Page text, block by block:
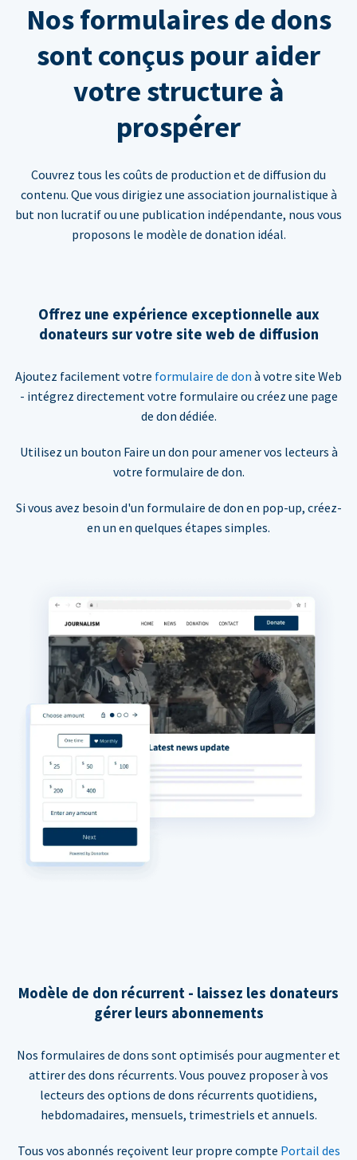
Nos formulaires de dons
sont conçus pour aider
votre structure à
prospérer
Couvrez tous les coûts de production et de diffusion du
contenu. Que vous dirigiez une association journalistique à
but non lucratif ou une publication indépendante, nous vous
proposons le modèle de donation idéal.
Offrez une expérience exceptionnelle aux
donateurs sur votre site web de diffusion
Ajoutez facilement votre formulaire de don à votre site Web
- intégrez directement votre formulaire ou créez une page
de don dédiée.
Utilisez un bouton Faire un don pour amener vos lecteurs à
votre formulaire de don.
Si vous avez besoin d'un formulaire de don en pop-up, créez-
en un en quelques étapes simples.
Modèle de don récurrent - laissez les donateurs
gérer leurs abonnements
Nos formulaires de dons sont optimisés pour augmenter et
attirer des dons récurrents. Vous pouvez proposer à vos
lecteurs des options de dons récurrents quotidiens,
hebdomadaires, mensuels, trimestriels et annuels.
Tous vos abonnés reçoivent leur propre compte Portail des